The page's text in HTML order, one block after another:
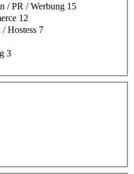
/ PR / Werbung 15
12
Hostess 7
3